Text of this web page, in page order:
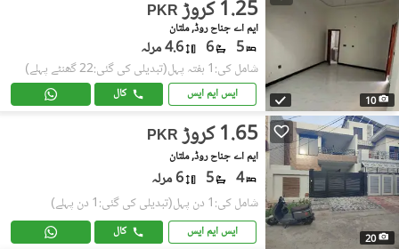
10
PKR 1.25 کروڑ
ایم اے جناح روڈ, ملتان
5
6 4.6 مرلہ
شامل کی:1 ہفتہ پہل (تبدیلی کی گئی:22 گھنٹے پہلے)
ایس ایم ایس کال
20
PKR 1.65 کروڑ
ایم اے جناح روڈ, ملتان
4
5 6 مرلہ
شامل کی:1 دن پہل (تبدیلی کی گئی:1 دن پہلے)
ایس ایم ایس کال